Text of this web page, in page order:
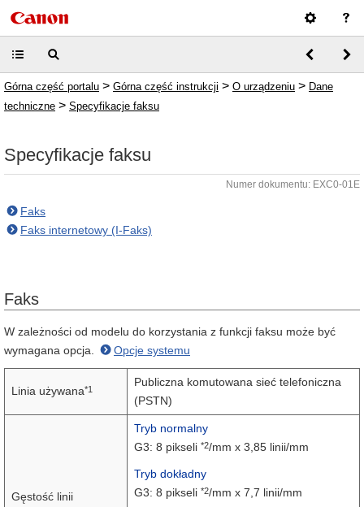
Górna część portalu > Górna część instrukcji > O urządzeniu > Dane
techniczne > Specyfikacje faksu
Specyfikacje faksu
Numer dokumentu: EXC0-01E
Faks
Faks internetowy (I-Faks)
Faks
W zależności od modelu do korzystania z funkcji faksu może być
wymagana opcja.
Opcje systemu
Linia używana*1
Publiczna komutowana sieć telefoniczna
(PSTN)
Gęstość linii
Tryb normalny
G3: 8 pikseli *2/mm x 3,85 linii/mm
Tryb dokładny
G3: 8 pikseli *2/mm x 7,7 linii/mm